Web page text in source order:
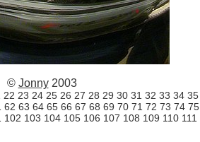
© Jonny2003
22 23 24 25 26 27 28 29 30 31 32 33 34 35
62 63 64 65 66 67 68 69 70 71 72 73 74 75
102 103 104 105 106 107 108 109 110 111